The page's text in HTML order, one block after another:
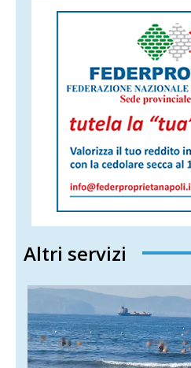
Altri servizi